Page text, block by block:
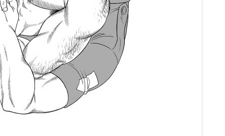
OUR COLORS (ENG)
THE JUDO TEACHER (ENG)
THE PASSION OF GENGOROH
TAGAME VOL. 1 (ENG) – 2022
REISSUE EDITION
THE PASSION OF GENGOROH
TAGAME VOL. 2 (ENG)
MEAT GINSENG / MANIMAL
CHRONICLES (JPN)
NABURI-MONO: RESTORED
COMPLETE EDITION (JPN)
OUR COLORS (JPN)
SLAVE TRAINING SUMMER CAMP
LA CASA DE LOS HEREJES (SPA)
LA PASION DE GENGOROH
TAGAME (SPA)
NUESTROS COLORES (SPA)
KARDEŞIMIN KOCASI
CHỒNG CỦA EM TÔI (VIE)
弟之夫（繁体字）